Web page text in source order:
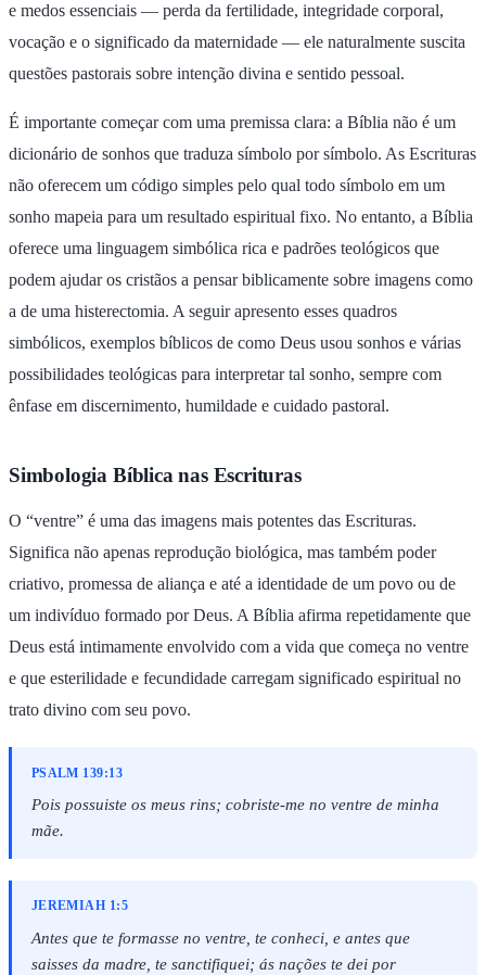
e medos essenciais — perda da fertilidade, integridade corporal,
vocação e o significado da maternidade — ele naturalmente suscita
questões pastorais sobre intenção divina e sentido pessoal.
É importante começar com uma premissa clara: a Bíblia não é um
dicionário de sonhos que traduza símbolo por símbolo. As Escrituras
não oferecem um código simples pelo qual todo símbolo em um
sonho mapeia para um resultado espiritual fixo. No entanto, a Bíblia
oferece uma linguagem simbólica rica e padrões teológicos que
podem ajudar os cristãos a pensar biblicamente sobre imagens como
a de uma histerectomia. A seguir apresento esses quadros
simbólicos, exemplos bíblicos de como Deus usou sonhos e várias
possibilidades teológicas para interpretar tal sonho, sempre com
ênfase em discernimento, humildade e cuidado pastoral.
Simbologia Bíblica nas Escrituras
O “ventre” é uma das imagens mais potentes das Escrituras.
Significa não apenas reprodução biológica, mas também poder
criativo, promessa de aliança e até a identidade de um povo ou de
um indivíduo formado por Deus. A Bíblia afirma repetidamente que
Deus está intimamente envolvido com a vida que começa no ventre
e que esterilidade e fecundidade carregam significado espiritual no
trato divino com seu povo.
PSALM 139:13
Pois possuiste os meus rins; cobriste-me no ventre de minha
mãe.
JEREMIAH 1:5
Antes que te formasse no ventre, te conheci, e antes que
saisses da madre, te sanctifiquei; ás nações te dei por